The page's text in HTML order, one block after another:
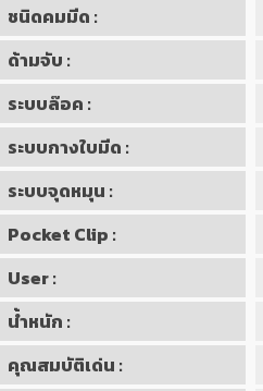
ชนิดคมมีด :
ด้ามจับ :
ระบบล๊อค :
ระบบกางใบมีด :
ระบบจุดหมุน :
Pocket Clip :
User :
น้ำหนัก :
คุณสมบัติเด่น :